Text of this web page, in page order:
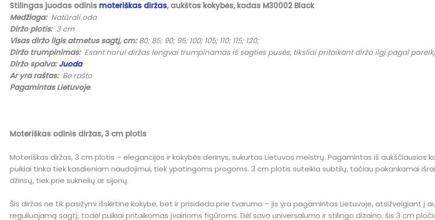
Stilingas juodas odinis moteriškas diržas, aukštos kokybės, kodas M30002 Black
Medžiaga: Natūrali oda
Diržo plotis:3 cm
Visas diržo ilgis atmetus sagtį, cm:80; 85; 90; 95; 100; 105; 110; 115; 120;
Diržo trumpinimas:Esant norui diržas lengvai trumpinamas iš sagties pusės, tiksliai pritaikant diržo ilgį pagal
Diržo spalva: Juoda
Ar yra raštas:Be rašto
Pagamintas Lietuvoje.
Moteriškas odinis diržas, 3 cm plotis
Moteriškas diržas, 3 cm plotis – elegancijos ir kokybės derinys, sukurtas Lietuvos meistrų. Pagamintas iš aukščiausios
puikiai tinka tiek kasdieniam naudojimui, tiek ypatingoms progoms. 3 cm plotis suteikia subtilų, tačiau pakankamai
džinsų, tiek prie suknelių ar sijonų.
Šis diržas ne tik pasižymi išskirtine kokybe, bet ir prisideda prie tvarumo – jis yra pagamintas Lietuvoje, atsižvelgiant į
reguliuojamą sagtį, todėl puikiai pritaikomas įvairioms figūroms. Dėl savo universalumo ir stilingo dizaino, šis 3 cm